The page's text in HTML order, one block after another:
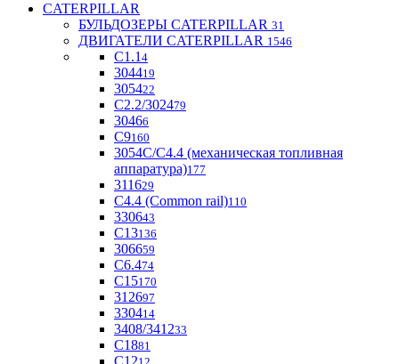
CATERPILLAR
БУЛЬДОЗЕРЫ CATERPILLAR 31
ДВИГАТЕЛИ CATERPILLAR 1546
C1.1 4
304419
305422
С2.2/302479
30466
С9160
3054С/С4.4 (механическая топливная
аппаратура)177
311629
С4.4 (Common rail)110
330643
С13136
306659
С6.474
С15170
312697
330414
3408/341233
С1881
C12